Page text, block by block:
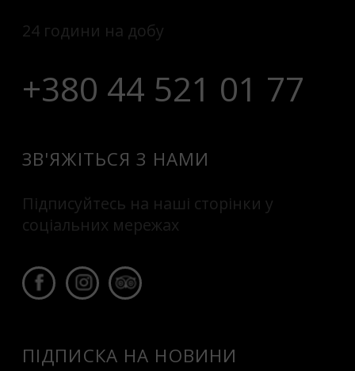
24 години на добу
+380 44 521 01 77
ЗВ'ЯЖІТЬСЯ З НАМИ
Підписуйтесь на наші сторінки у
соціальних мережах
ПІДПИСКА НА НОВИНИ